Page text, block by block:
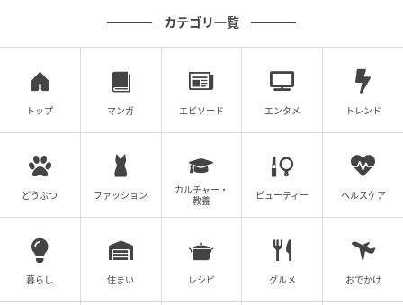
気になる菓子パンの商品は見つかりましたか？
次の記事
今週新発売の菓子パン🍫まとめ！『らくのう
牛乳ホイップサンド』、『モンブランホイッ
プ』など♪
の記事をもっとみる
カテゴリ一覧
トップ マンガ エピソード エンタメ トレンド
どうぶつ ファッション
カルチャー・
教養
ビューティー ヘルスケア
暮らし 住まい レシピ グルメ おでかけ